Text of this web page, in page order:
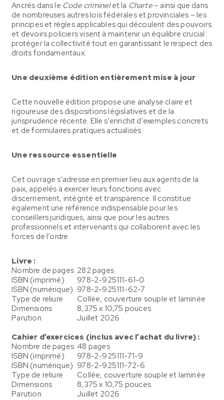
Ancrés dans le Code criminelet la Charte – ainsi que dans
de nombreuses autres lois fédérales et provinciales – les
principes et règles applicables qui découlent des pouvoirs
et devoirs policiers visent à maintenir un équilibre crucial :
protéger la collectivité tout en garantissant le respect des
droits fondamentaux.
Une deuxième édition entièrement mise à jour
Cette nouvelle édition propose une analyse claire et
rigoureuse des dispositions législatives et de la
jurisprudence récente. Elle s'enrichit d'exemples concrets
et de formulaires pratiques actualisés.
Une ressource essentielle
Cet ouvrage s'adresse en premier lieu aux agents de la
paix, appelés à exercer leurs fonctions avec
discernement, intégrité et transparence. Il constitue
également une référence indispensable pour les
conseillers juridiques, ainsi que pour les autres
professionnels et intervenants qui collaborent avec les
forces de l'ordre.
Livre :
Nombre de pages 282 pages
ISBN (imprimé)
978-2-925111-61-0
ISBN (numérique) 978-2-925111-62-7
Type de reliure
Collée, couverture souple et laminée
Dimensions
8,375 x 10,75 pouces
Parution
Juillet 2026
Cahier d’exercices (inclus avec l’achat du livre) :
Nombre de pages 48 pages
ISBN (imprimé)
978-2-925111-71-9
ISBN (numérique) 978-2-925111-72-6
Type de reliure
Collée, couverture souple et laminée
Dimensions
8,375 x 10,75 pouces
Parution
Juillet 2026